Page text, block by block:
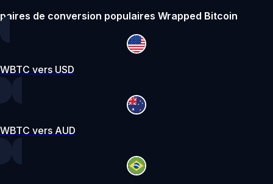
paires de conversion populaires Wrapped Bitcoin
WBTC vers USD
WBTC vers AUD